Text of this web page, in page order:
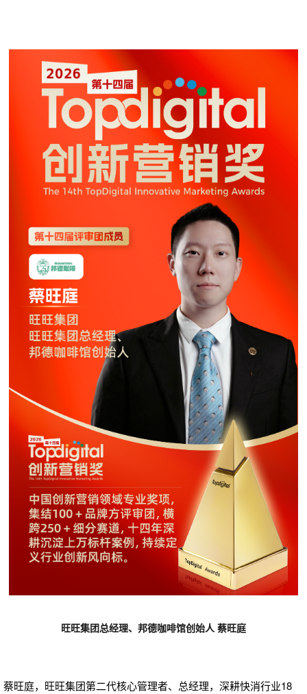
旺旺集团总经理、邦德咖啡馆创始人 蔡旺庭
蔡旺庭，旺旺集团第二代核心管理者、总经理，深耕快消行业18